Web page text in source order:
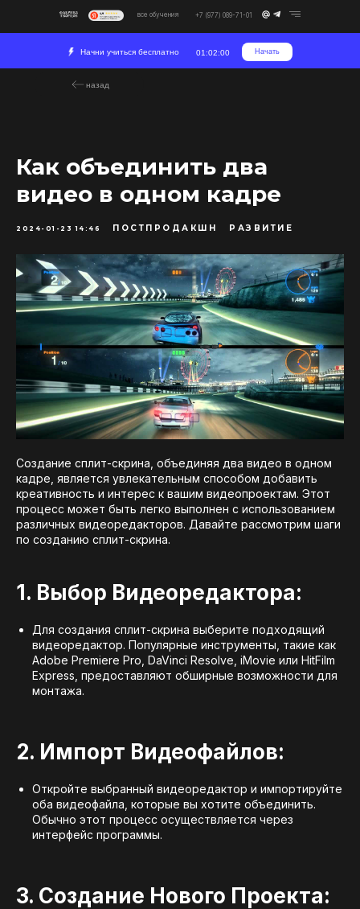
все обучения +7 (977) 089-71-01
01:02:00
Начни учиться бесплатно Начать
назад
Как объединить два
видео в одном кадре
2024-01-23 14:46 ПОСТПРОДАКШН РАЗВИТИЕ
Создание сплит-скрина, объединяя два видео в одном
кадре, является увлекательным способом добавить
креативность и интерес к вашим видеопроектам. Этот
процесс может быть легко выполнен с использованием
различных видеоредакторов. Давайте рассмотрим шаги
по созданию сплит-скрина.
1. Выбор Видеоредактора:
Для создания сплит-скрина выберите подходящий
видеоредактор. Популярные инструменты, такие как
Adobe Premiere Pro, DaVinci Resolve, iMovie или HitFilm
Express, предоставляют обширные возможности для
монтажа.
2. Импорт Видеофайлов:
Откройте выбранный видеоредактор и импортируйте
оба видеофайла, которые вы хотите объединить.
Обычно этот процесс осуществляется через
интерфейс программы.
3. Создание Нового Проекта: